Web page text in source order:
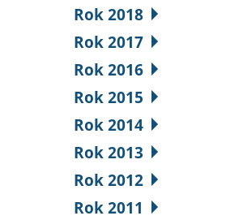
Rok 2018
Rok 2017
Rok 2016
Rok 2015
Rok 2014
Rok 2013
Rok 2012
Rok 2011